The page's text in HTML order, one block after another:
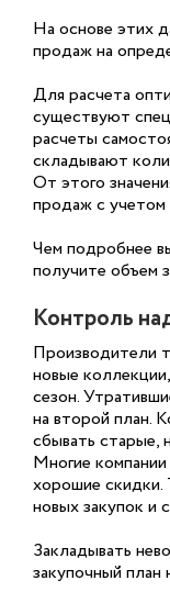
На основе этих
продаж на
Для расчета
существуют
расчеты
складывают
От этого
продаж с учетом
Чем подробнее
получите объем
Контроль
Производители
новые
сезон.
на второй план.
сбывать старые,
Многие
хорошие
новых закупок и
Закладывать
закупочный план